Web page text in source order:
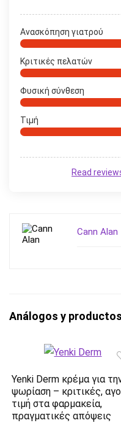
Ανασκόπηση γιατρού
Κριτικές πελατών
Φυσική σύνθεση
Τιμή
Read
Cann Alan
Análogos y
Yenki Derm κρέμα για
ψωρίαση – κριτικές,
τιμή στα φαρμακεία,
πραγματικές απόψεις